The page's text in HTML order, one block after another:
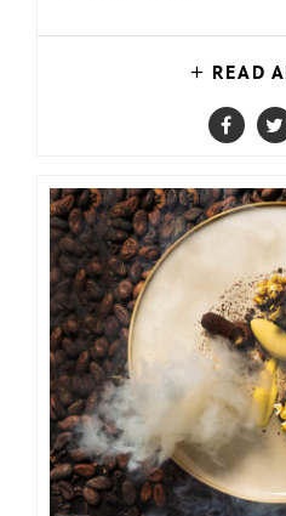
READ